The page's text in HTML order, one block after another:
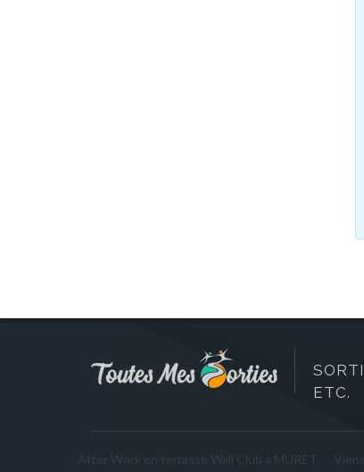
ETC.
After Work en terrasse Wall Club à MURET